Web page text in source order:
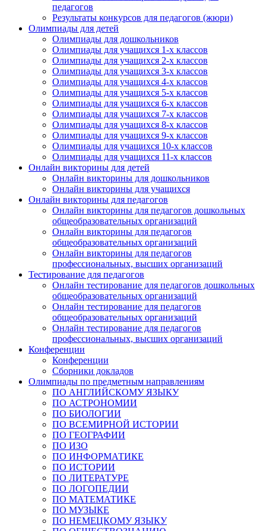
педагогов
Результаты конкурсов для педагогов (жюри)
Олимпиады для детей
Олимпиады для дошкольников
Олимпиады для учащихся 1-х классов
Олимпиады для учащихся 2-х классов
Олимпиады для учащихся 3-х классов
Олимпиады для учащихся 4-х классов
Олимпиады для учащихся 5-х классов
Олимпиады для учащихся 6-х классов
Олимпиады для учащихся 7-х классов
Олимпиады для учащихся 8-х классов
Олимпиады для учащихся 9-х классов
Олимпиады для учащихся 10-х классов
Олимпиады для учащихся 11-х классов
Онлайн викторины для детей
Онлайн викторины для дошкольников
Онлайн викторины для учащихся
Онлайн викторины для педагогов
Онлайн викторины для педагогов дошкольных
общеобразовательных организаций
Онлайн викторины для педагогов
общеобразовательных организаций
Онлайн викторины для педагогов
профессиональных, высших организаций
Тестирование для педагогов
Онлайн тестирование для педагогов дошкольных
общеобразовательных организаций
Онлайн тестирование для педагогов
общеобразовательных организаций
Онлайн тестирование для педагогов
профессиональных, высших организаций
Конференции
Конференции
Сборники докладов
Олимпиады по предметным направлениям
ПО АНГЛИЙСКОМУ ЯЗЫКУ
ПО АСТРОНОМИИ
ПО БИОЛОГИИ
ПО ВСЕМИРНОЙ ИСТОРИИ
ПО ГЕОГРАФИИ
ПО ИЗО
ПО ИНФОРМАТИКЕ
ПО ИСТОРИИ
ПО ЛИТЕРАТУРЕ
ПО ЛОГОПЕДИИ
ПО МАТЕМАТИКЕ
ПО МУЗЫКЕ
ПО НЕМЕЦКОМУ ЯЗЫКУ